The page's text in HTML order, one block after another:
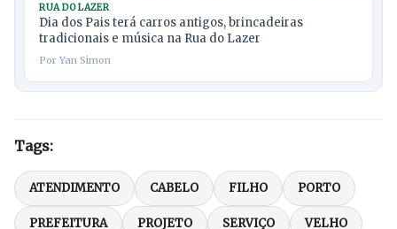
RUA DO LAZER
Dia dos Pais terá carros antigos, brincadeiras
tradicionais e música na Rua do Lazer
Por Yan Simon
Tags:
ATENDIMENTO CABELO FILHO PORTO
PREFEITURA PROJETO SERVIÇO VELHO